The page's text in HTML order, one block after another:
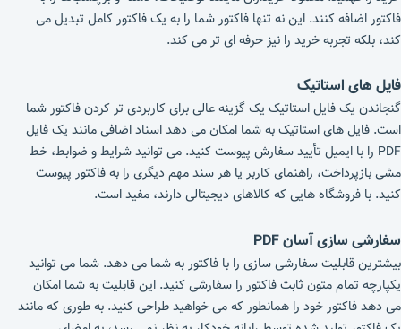
فاکتور اضافه کنند. این نه تنها فاکتور شما را به یک فاکتور کامل تبدیل می
کند، بلکه تجربه خرید را نیز حرفه ای تر می کند.
فایل های استاتیک
گنجاندن یک فایل استاتیک یک گزینه عالی برای کاربردی تر کردن فاکتور شما
است. فایل های استاتیک به شما امکان می دهد اسناد اضافی مانند یک فایل
PDF را با ایمیل تأیید سفارش پیوست کنید. می توانید شرایط و ضوابط، خط
مشی بازپرداخت، راهنمای کاربر یا هر سند مهم دیگری را به فاکتور پیوست
کنید. با فروشگاه هایی که کالاهای دیجیتالی دارند، مفید است.
سفارشی سازی آسان PDF
بیشترین قابلیت سفارشی سازی را با فاکتور به شما می دهد. شما می توانید
یکپارچه تمام متون ثابت فاکتور را سفارشی کنید. این قابلیت به شما امکان
می دهد فاکتور خود را همانطور که می خواهید طراحی کنید. به طوری که مانند